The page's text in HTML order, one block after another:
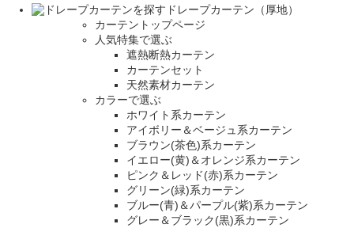
ドレープカーテン（厚地）
カーテントップページ
人気特集で選ぶ
遮熱断熱カーテン
カーテンセット
天然素材カーテン
カラーで選ぶ
ホワイト系カーテン
アイボリー＆ベージュ系カーテン
ブラウン(茶色)系カーテン
イエロー(黄)＆オレンジ系カーテン
ピンク＆レッド(赤)系カーテン
グリーン(緑)系カーテン
ブルー(青)＆パープル(紫)系カーテン
グレー＆ブラック(黒)系カーテン